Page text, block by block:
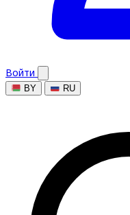
Войти
BY RU